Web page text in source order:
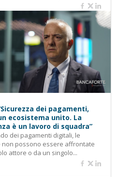
dei pagamenti,
ecosistema unito. La
è un lavoro di squadra”
dei pagamenti digitali, le
non possono essere affrontate
attore o da un singolo...